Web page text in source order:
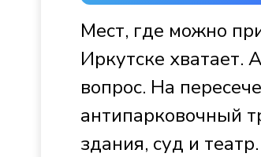
Мест, где можно
Иркутске хватает.
вопрос. На
антипарковочный
здания, суд и